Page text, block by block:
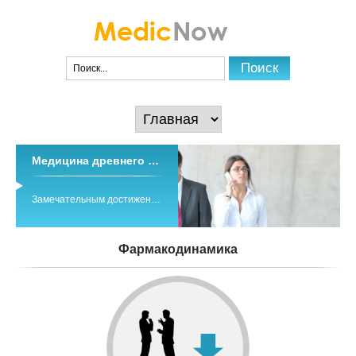
Медицина древнего тибета
Замечательным достижением древних и средневековых медицинских знаний народов Азии является традиционная система индо-тибетской медицины ...
Фармакодинамика